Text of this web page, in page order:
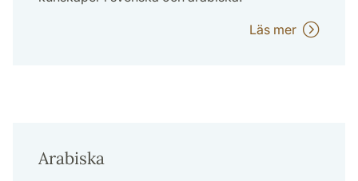
Läs mer
Arabiska